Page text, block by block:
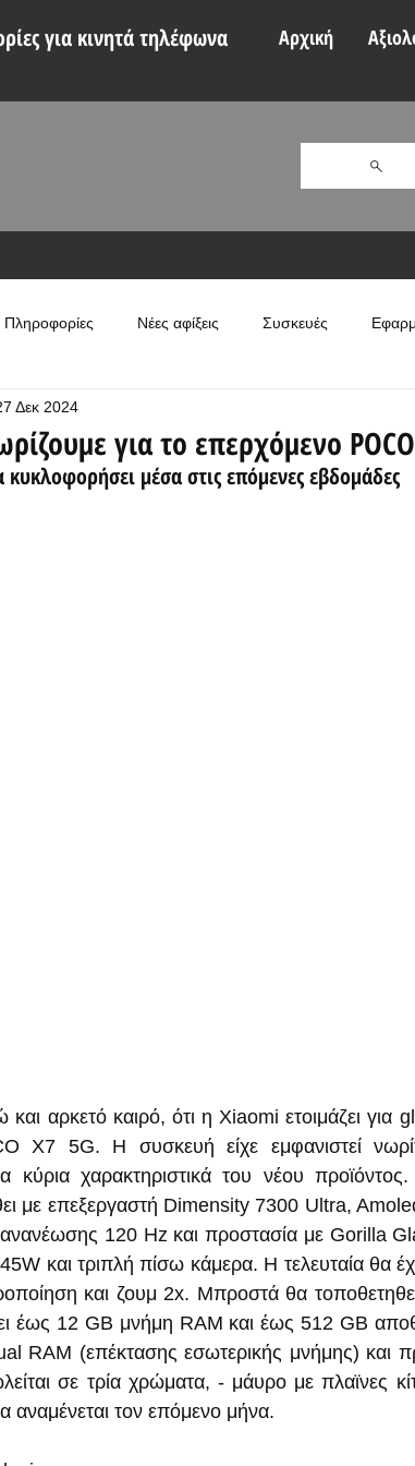
για κινητά τηλέφωνα Αρχική
Νέες αφίξεις Συσκευές
για το επερχόμενο
Δεκ 2024
κυκλοφορήσει μέσα στις επόμενες εβδομάδες
και αρκετό καιρό, ότι η Xiaomi ετοιμάζει για
X7 5G. Η συσκευή είχε εμφανιστεί
κύρια χαρακτηριστικά του νέου
με επεξεργαστή Dimensity 7300 Ultra,
120 Hz και προστασία με Gorilla
και τριπλή πίσω κάμερα. Η τελευταία θα
και ζουμ 2x. Μπροστά θα
έως 12 GB μνήμη RAM και έως 512 GB
RAM (επέκτασης εσωτερικής μνήμης) και
σε τρία χρώματα, - μάυρο με πλαϊνες
αναμένεται τον επόμενο μήνα.